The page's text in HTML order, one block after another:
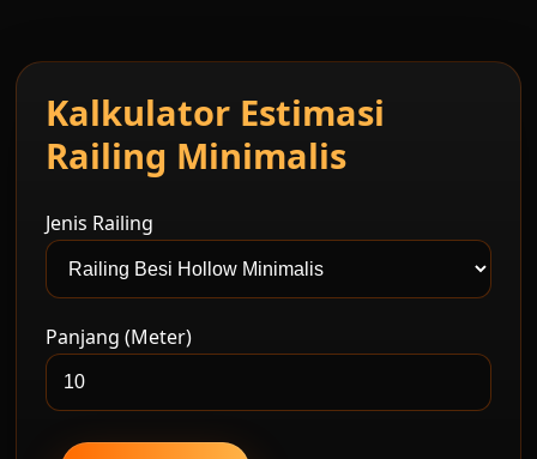
Kalkulator Estimasi
Railing Minimalis
Jenis Railing
Panjang (Meter)